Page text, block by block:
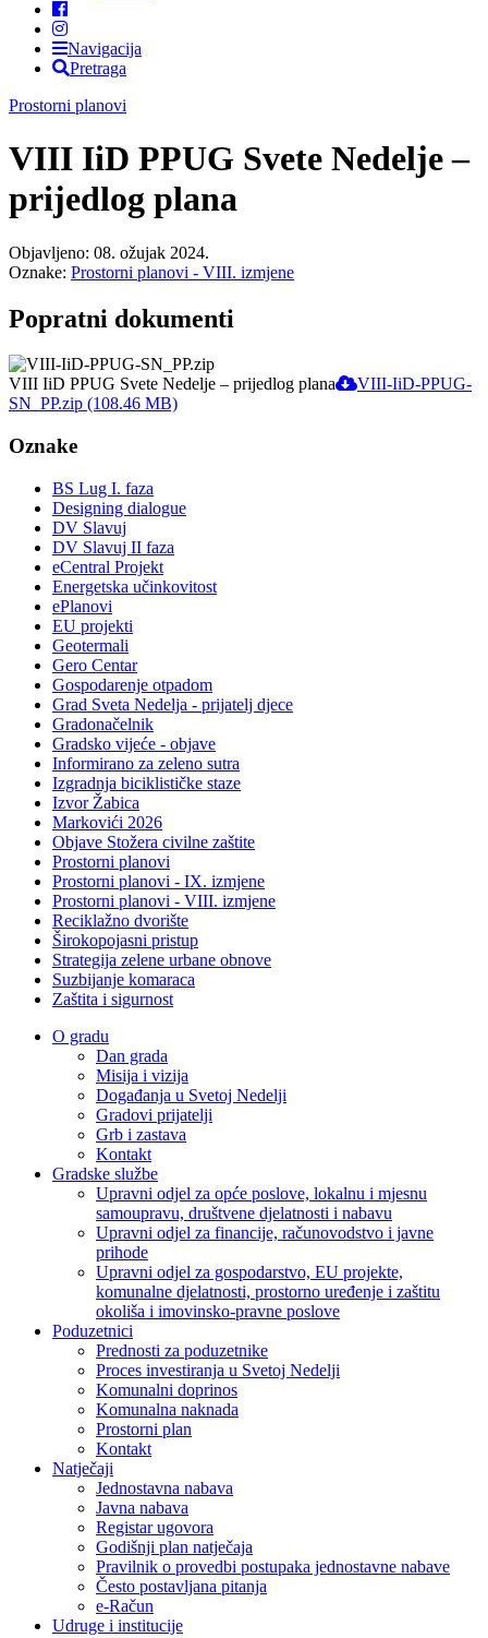
Navigacija
Pretraga
Prostorni planovi
VIII IiD PPUG Svete Nedelje –
prijedlog plana
Objavljeno: 08. ožujak 2024.
Oznake: Prostorni planovi - VIII. izmjene
Popratni dokumenti
VIII IiD PPUG Svete Nedelje – prijedlog plana
VIII-IiD-PPUG-
SN_PP.zip (108.46 MB)
Oznake
BS Lug I. faza
Designing dialogue
DV Slavuj
DV Slavuj II faza
eCentral Projekt
Energetska učinkovitost
ePlanovi
EU projekti
Geotermali
Gero Centar
Gospodarenje otpadom
Grad Sveta Nedelja - prijatelj djece
Gradonačelnik
Gradsko vijeće - objave
Informirano za zeleno sutra
Izgradnja biciklističke staze
Izvor Žabica
Markovići 2026
Objave Stožera civilne zaštite
Prostorni planovi
Prostorni planovi - IX. izmjene
Prostorni planovi - VIII. izmjene
Reciklažno dvorište
Širokopojasni pristup
Strategija zelene urbane obnove
Suzbijanje komaraca
Zaštita i sigurnost
O gradu
Dan grada
Misija i vizija
Događanja u Svetoj Nedelji
Gradovi prijatelji
Grb i zastava
Kontakt
Gradske službe
Upravni odjel za opće poslove, lokalnu i mjesnu
samoupravu, društvene djelatnosti i nabavu
Upravni odjel za financije, računovodstvo i javne
prihode
Upravni odjel za gospodarstvo, EU projekte,
komunalne djelatnosti, prostorno uređenje i zaštitu
okoliša i imovinsko-pravne poslove
Poduzetnici
Prednosti za poduzetnike
Proces investiranja u Svetoj Nedelji
Komunalni doprinos
Komunalna naknada
Prostorni plan
Kontakt
Natječaji
Jednostavna nabava
Javna nabava
Registar ugovora
Godišnji plan natječaja
Pravilnik o provedbi postupaka jednostavne nabave
Često postavljana pitanja
e-Račun
Udruge i institucije